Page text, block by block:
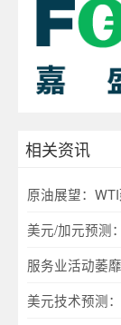
相关资讯
原油展望：
美元/加元预测
服务业活动萎
美元技术预测